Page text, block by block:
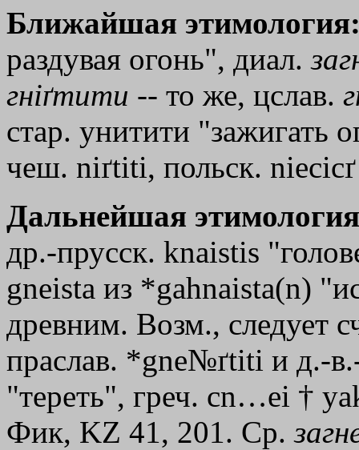
Ближайшая
раздувая огонь", диал.
гнiґтити -- то же, цслав.
стар. унитити "зажигать
чеш. niґtiti, польск. niecicґ
Дальнейшая
др.-прусск. knaistis
gneista из *gahnaista(n)
древним. Возм., следует
праслав. *gne№ґtiti и д.-
"тереть", греч. cn…ei †
Фик, KZ 41, 201. Ср.